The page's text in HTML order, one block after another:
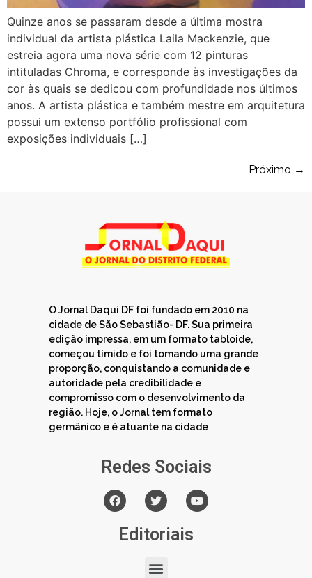
Quinze anos se passaram desde a última mostra
individual da artista plástica Laila Mackenzie, que
estreia agora uma nova série com 12 pinturas
intituladas Chroma, e corresponde às investigações da
cor às quais se dedicou com profundidade nos últimos
anos. A artista plástica e também mestre em arquitetura
possui um extenso portfólio profissional com
exposições individuais […]
Próximo →
O Jornal Daqui DF foi fundado em 2010 na
cidade de São Sebastião- DF. Sua primeira
edição impressa, em um formato tabloide,
começou tímido e foi tomando uma grande
proporção, conquistando a comunidade e
autoridade pela credibilidade e
compromisso com o desenvolvimento da
região. Hoje, o Jornal tem formato
germânico e é atuante na cidade
Redes Sociais
Editoriais